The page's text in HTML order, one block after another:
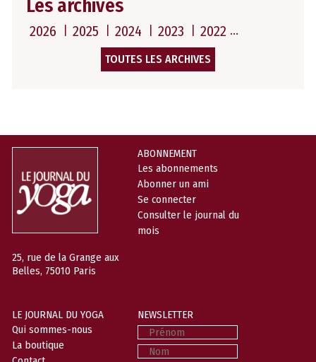
Les archives
2026 2025 2024 2023 2022
TOUTES LES ARCHIVES
25, rue de la Grange aux
Belles, 75010 Paris
ABONNEMENT
Les abonnements
Abonner un ami
Se connecter
Consulter le journal du
mois
LE JOURNAL DU YOGA
Qui sommes-nous
La boutique
NEWSLETTER
Prénom
Nom